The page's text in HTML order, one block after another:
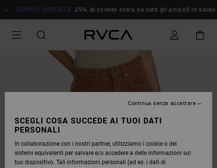
ALLE
DOPPIA OFFERTA 25% di sconto extra su tutti gli articoli in saldo
SCEGLI COSA SUCCEDE AI TUOI DATI
PERSONALI
In collaborazione con i nostri partner, utilizziamo i cookie o dei
sistemi equivalenti per salvare e/o accedere a delle informazioni sul
tuo dispositivo. Tali informazioni personali (ad es. i dati di
Continua senza accettare